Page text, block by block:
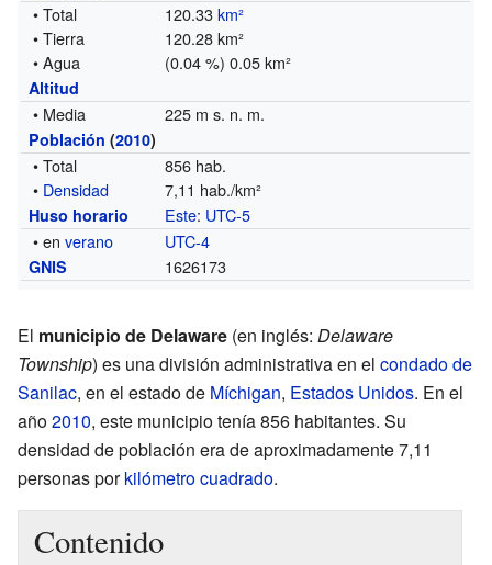
• Total 120.33km²
• Tierra
120.28 km²
• Agua
(0.04 %) 0.05 km²
Altitud
• Media 225 m s. n. m.
Población (2010)
• Total
856 hab.
• Densidad 7,11 hab./km²
Huso horario Este: UTC-5
• enverano UTC-4
GNIS 1626173
El municipio de Delaware (en inglés: Delaware
Township) es una división administrativa en el condado de
Sanilac, en el estado de Míchigan, Estados Unidos. En el
año2010, este municipio tenía 856 habitantes. Su
densidad de población era de aproximadamente 7,11
personas porkilómetro cuadrado.
Contenido